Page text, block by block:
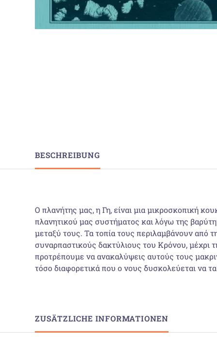
BESCHREIBUNG
Ο πλανήτης μας, η Γη, είναι μια μικροσκοπική
πλανητικού μας συστήματος και λόγω της
μεταξύ τους. Τα τοπία τους περιλαμβάνουν από
συναρπαστικούς δακτύλιους του Κρόνου, μέχρι
προτρέπουμε να ανακαλύψεις αυτούς τους
τόσο διαφορετικά που ο νους δυσκολεύεται να
ZUSÄTZLICHE INFORMATIONEN